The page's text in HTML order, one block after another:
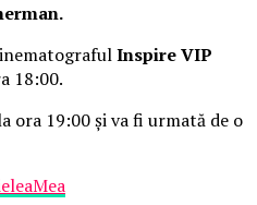
Inspire VIP
18:00.
ora 19:00 și va fi urmată de o